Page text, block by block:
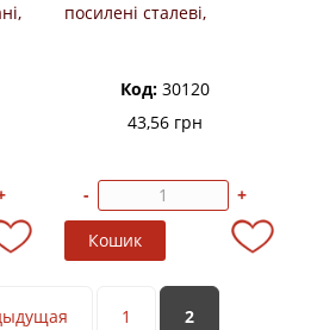
посилені сталеві,
Код:30120
43,56 грн
- +
1 2